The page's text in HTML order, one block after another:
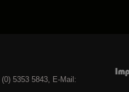
5353 5843, E-Mail: